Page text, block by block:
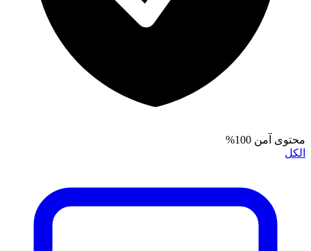
محتوى آمن 100%
الكل